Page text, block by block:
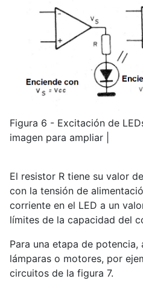
Figura 6 - Excitación de
imagen para ampliar |
El resistor R tiene su valor
con la tensión de
corriente en el LED a un
límites de la capacidad del
Para una etapa de potencia,
lámparas o motores, por
circuitos de la figura 7.